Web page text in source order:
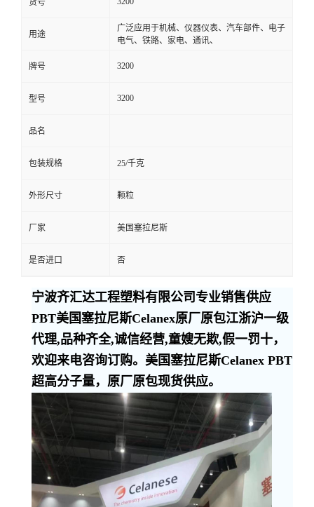
货号
用途
广泛应用于机械、仪器仪表、汽车部件、电子
电气、铁路、家电、通讯、
牌号 3200
型号 3200
品名
包装规格 25/千克
外形尺寸 颗粒
厂家 美国塞拉尼斯
是否进口 否
宁波齐汇达工程塑料有限公司专业销售供应
PBT美国塞拉尼斯Celanex原厂原包江浙沪一级
代理,品种齐全,诚信经营,童嫂无欺,假一罚十，
欢迎来电咨询订购。美国塞拉尼斯Celanex PBT
超高分子量，原厂原包现货供应。